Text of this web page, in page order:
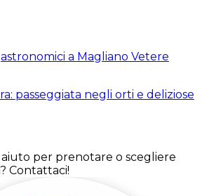
a Magliano Vetere
passeggiata negli orti e deliziose
aiuto per prenotare o scegliere
Contattaci!